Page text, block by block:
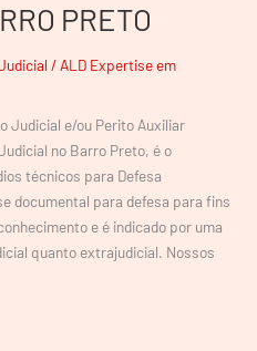
PRETO
/ ALD Expertise em
Judicial e/ou Perito Auxiliar
no Barro Preto, é o
técnicos para Defesa
documental para defesa para fins
e é indicado por uma
quanto extrajudicial. Nossos